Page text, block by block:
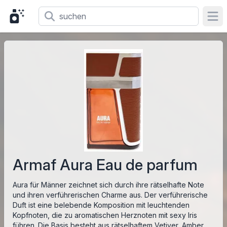
Armaf Aura Eau de parfum
Aura für Männer zeichnet sich durch ihre rätselhafte Note
und ihren verführerischen Charme aus. Der verführerische
Duft ist eine belebende Komposition mit leuchtenden
Kopfnoten, die zu aromatischen Herznoten mit sexy Iris
führen. Die Basis besteht aus rätselhaftem Vetiver, Amber